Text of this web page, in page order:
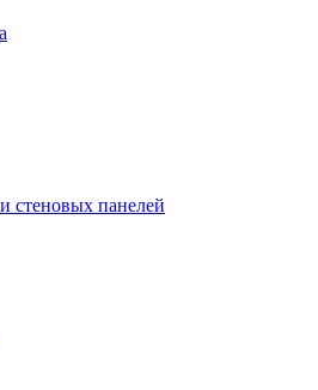
стеновых панелей